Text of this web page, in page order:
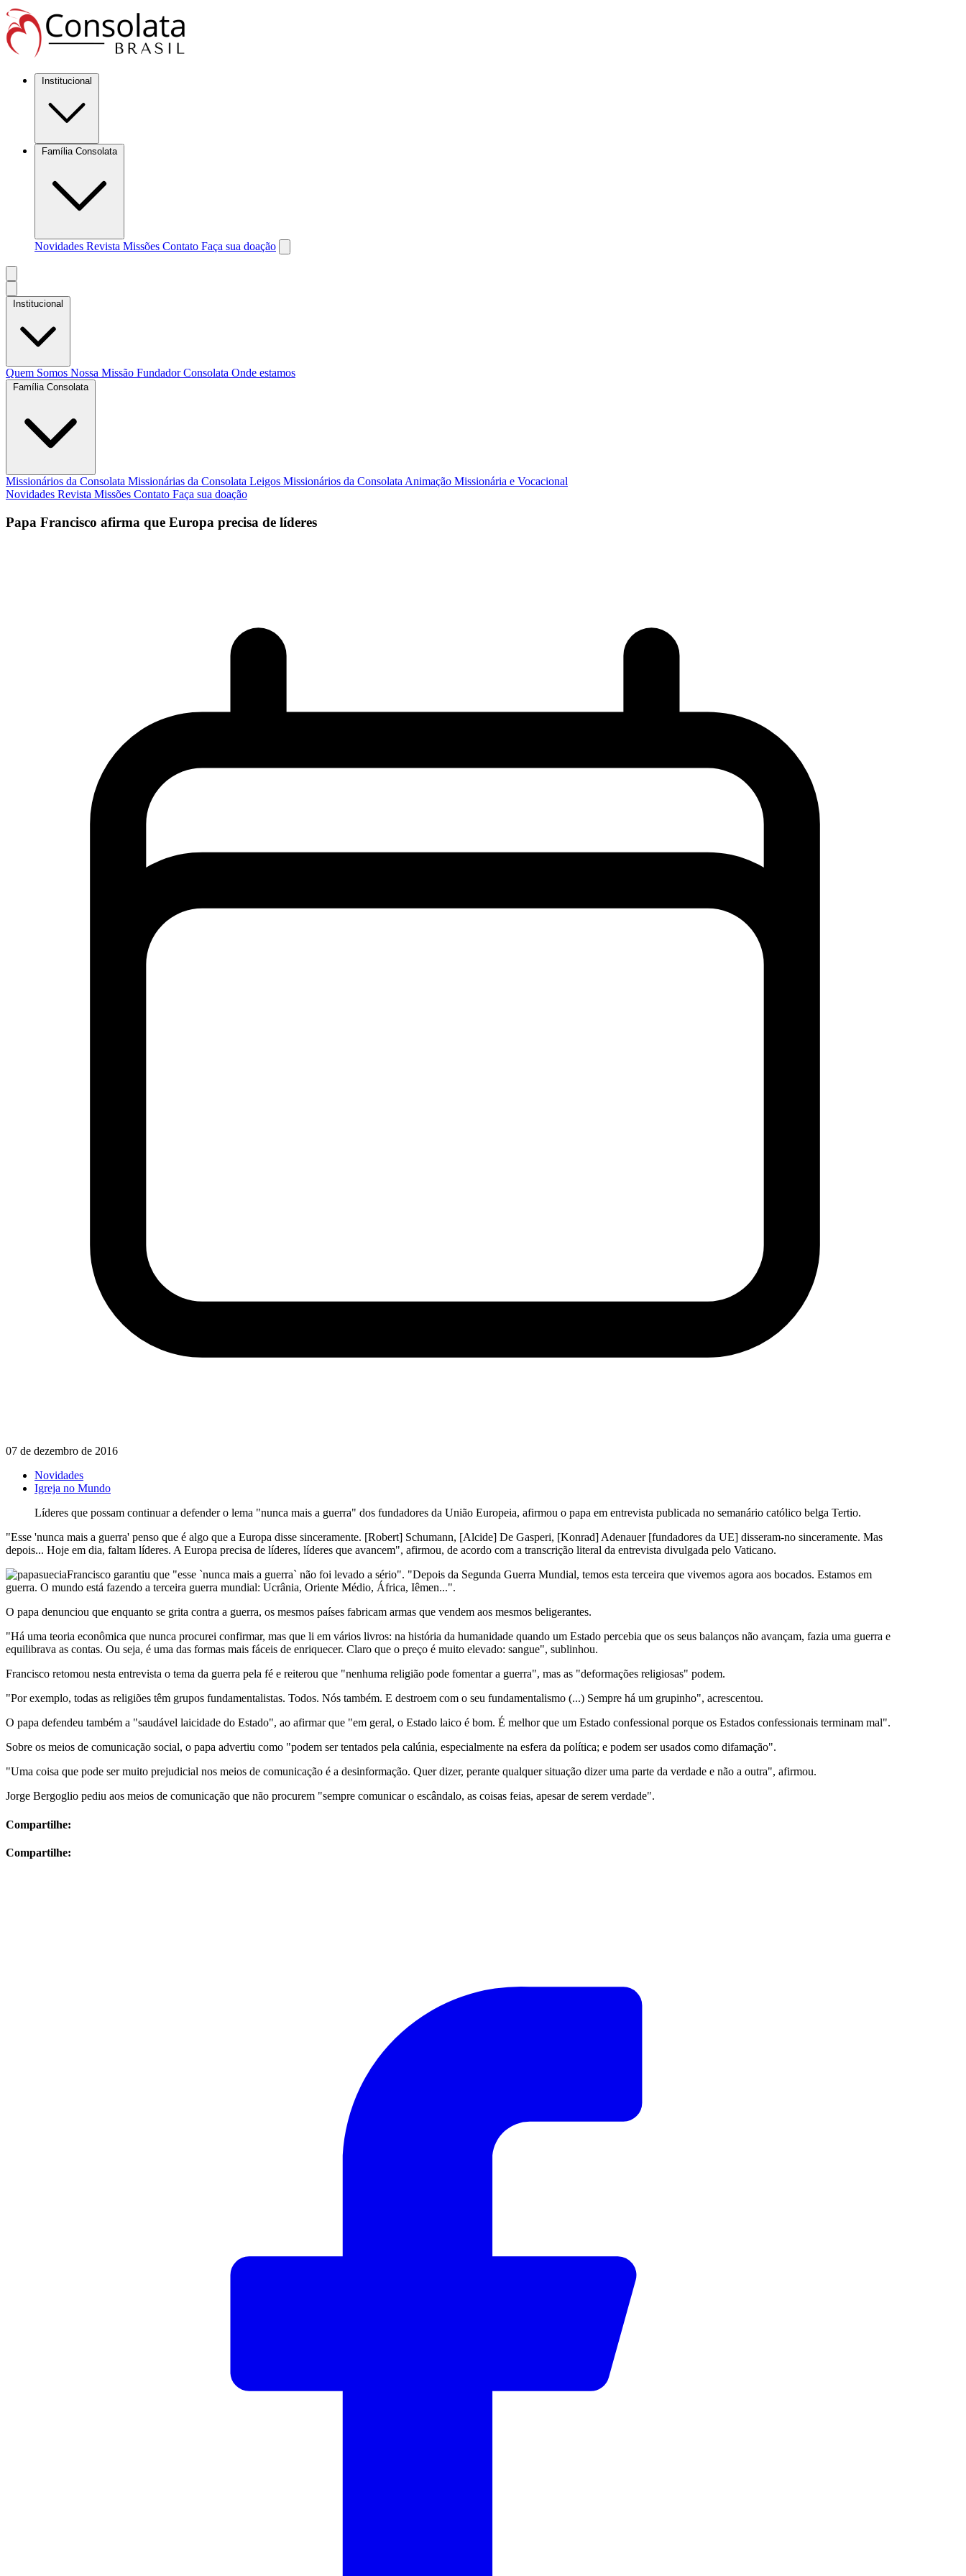
Institucional
Família Consolata
Novidades Revista Missões Contato Faça sua doação
Institucional
Quem Somos Nossa Missão FundadorConsolata Onde estamos
Família Consolata
Missionários da Consolata Missionárias da Consolata Leigos Missionários da Consolata Animação Missionária e Vocacional
Novidades Revista Missões Contato Faça sua doação
Papa Francisco afirma que Europa precisa de líderes
07 de dezembro de 2016
Novidades
Igreja no Mundo
Líderes que possam continuar a defender o lema "nunca mais a guerra" dos fundadores da União Europeia, afirmou o papa em entrevista publicada no semanário católico belga Tertio.
"Esse 'nunca mais a guerra' penso que é algo que a Europa disse sinceramente. [Robert] Schumann, [Alcide] De Gasperi, [Konrad] Adenauer [fundadores da UE] disseram-no sinceramente. Mas
depois... Hoje em dia, faltam líderes. A Europa precisa de líderes, líderes que avancem", afirmou, de acordo com a transcrição literal da entrevista divulgada pelo Vaticano.
Francisco garantiu que "esse `nunca mais a guerra` não foi levado a sério". "Depois da Segunda Guerra Mundial, temos esta terceira que vivemos agora aos bocados. Estamos em
guerra. O mundo está fazendo a terceira guerra mundial: Ucrânia, Oriente Médio, África, Iêmen...".
O papa denunciou que enquanto se grita contra a guerra, os mesmos países fabricam armas que vendem aos mesmos beligerantes.
"Há uma teoria econômica que nunca procurei confirmar, mas que li em vários livros: na história da humanidade quando um Estado percebia que os seus balanços não avançam, fazia uma guerra e
equilibrava as contas. Ou seja, é uma das formas mais fáceis de enriquecer. Claro que o preço é muito elevado: sangue", sublinhou.
Francisco retomou nesta entrevista o tema da guerra pela fé e reiterou que "nenhuma religião pode fomentar a guerra", mas as "deformações religiosas" podem.
"Por exemplo, todas as religiões têm grupos fundamentalistas. Todos. Nós também. E destroem com o seu fundamentalismo (...) Sempre há um grupinho", acrescentou.
O papa defendeu também a "saudável laicidade do Estado", ao afirmar que "em geral, o Estado laico é bom. É melhor que um Estado confessional porque os Estados confessionais terminam mal".
Sobre os meios de comunicação social, o papa advertiu como "podem ser tentados pela calúnia, especialmente na esfera da política; e podem ser usados como difamação".
"Uma coisa que pode ser muito prejudicial nos meios de comunicação é a desinformação. Quer dizer, perante qualquer situação dizer uma parte da verdade e não a outra", afirmou.
Jorge Bergoglio pediu aos meios de comunicação que não procurem "sempre comunicar o escândalo, as coisas feias, apesar de serem verdade".
Compartilhe:
Compartilhe: